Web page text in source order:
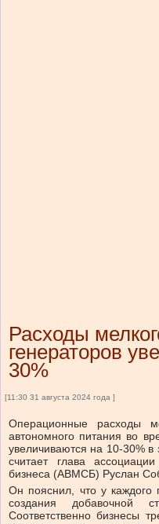
Расходы
генераторов
30%
[11:30 31 августа 2024 года ]
Операционные расходы
автономного питания во
увеличиваются на 10-30% в
считает глава
бизнеса (АВМСБ) Руслан
Он пояснил, что у каждого
создания добавочной
Соответственно бизнесы